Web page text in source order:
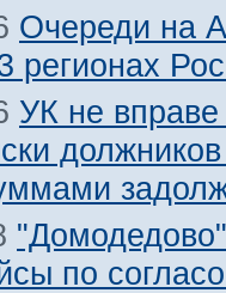
Очереди на
регионах
УК не
"Домодедово"
по